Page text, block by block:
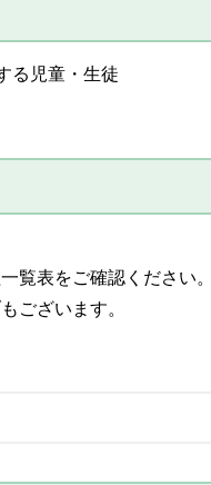
る児童・生徒
覧表をご確認ください
ございます。